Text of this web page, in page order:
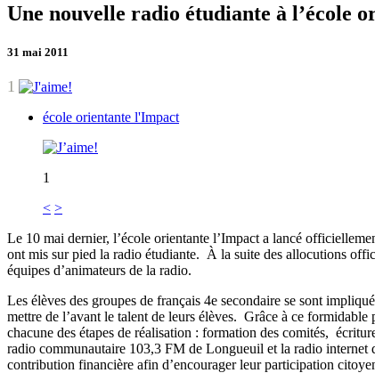
Une nouvelle radio étudiante à l’école
31 mai 2011
1
école orientante l'Impact
1
< >
Le 10 mai dernier, l’école orientante l’Impact a lancé
ont mis sur pied la radio étudiante. À la suite des allocutions
équipes d’animateurs de la radio.
Les élèves des groupes de français 4e secondaire se sont
mettre de l’avant le talent de leurs élèves. Grâce à ce
chacune des étapes de réalisation : formation des comités,
radio communautaire 103,3 FM de Longueuil et la radio internet
contribution financière afin d’encourager leur participation